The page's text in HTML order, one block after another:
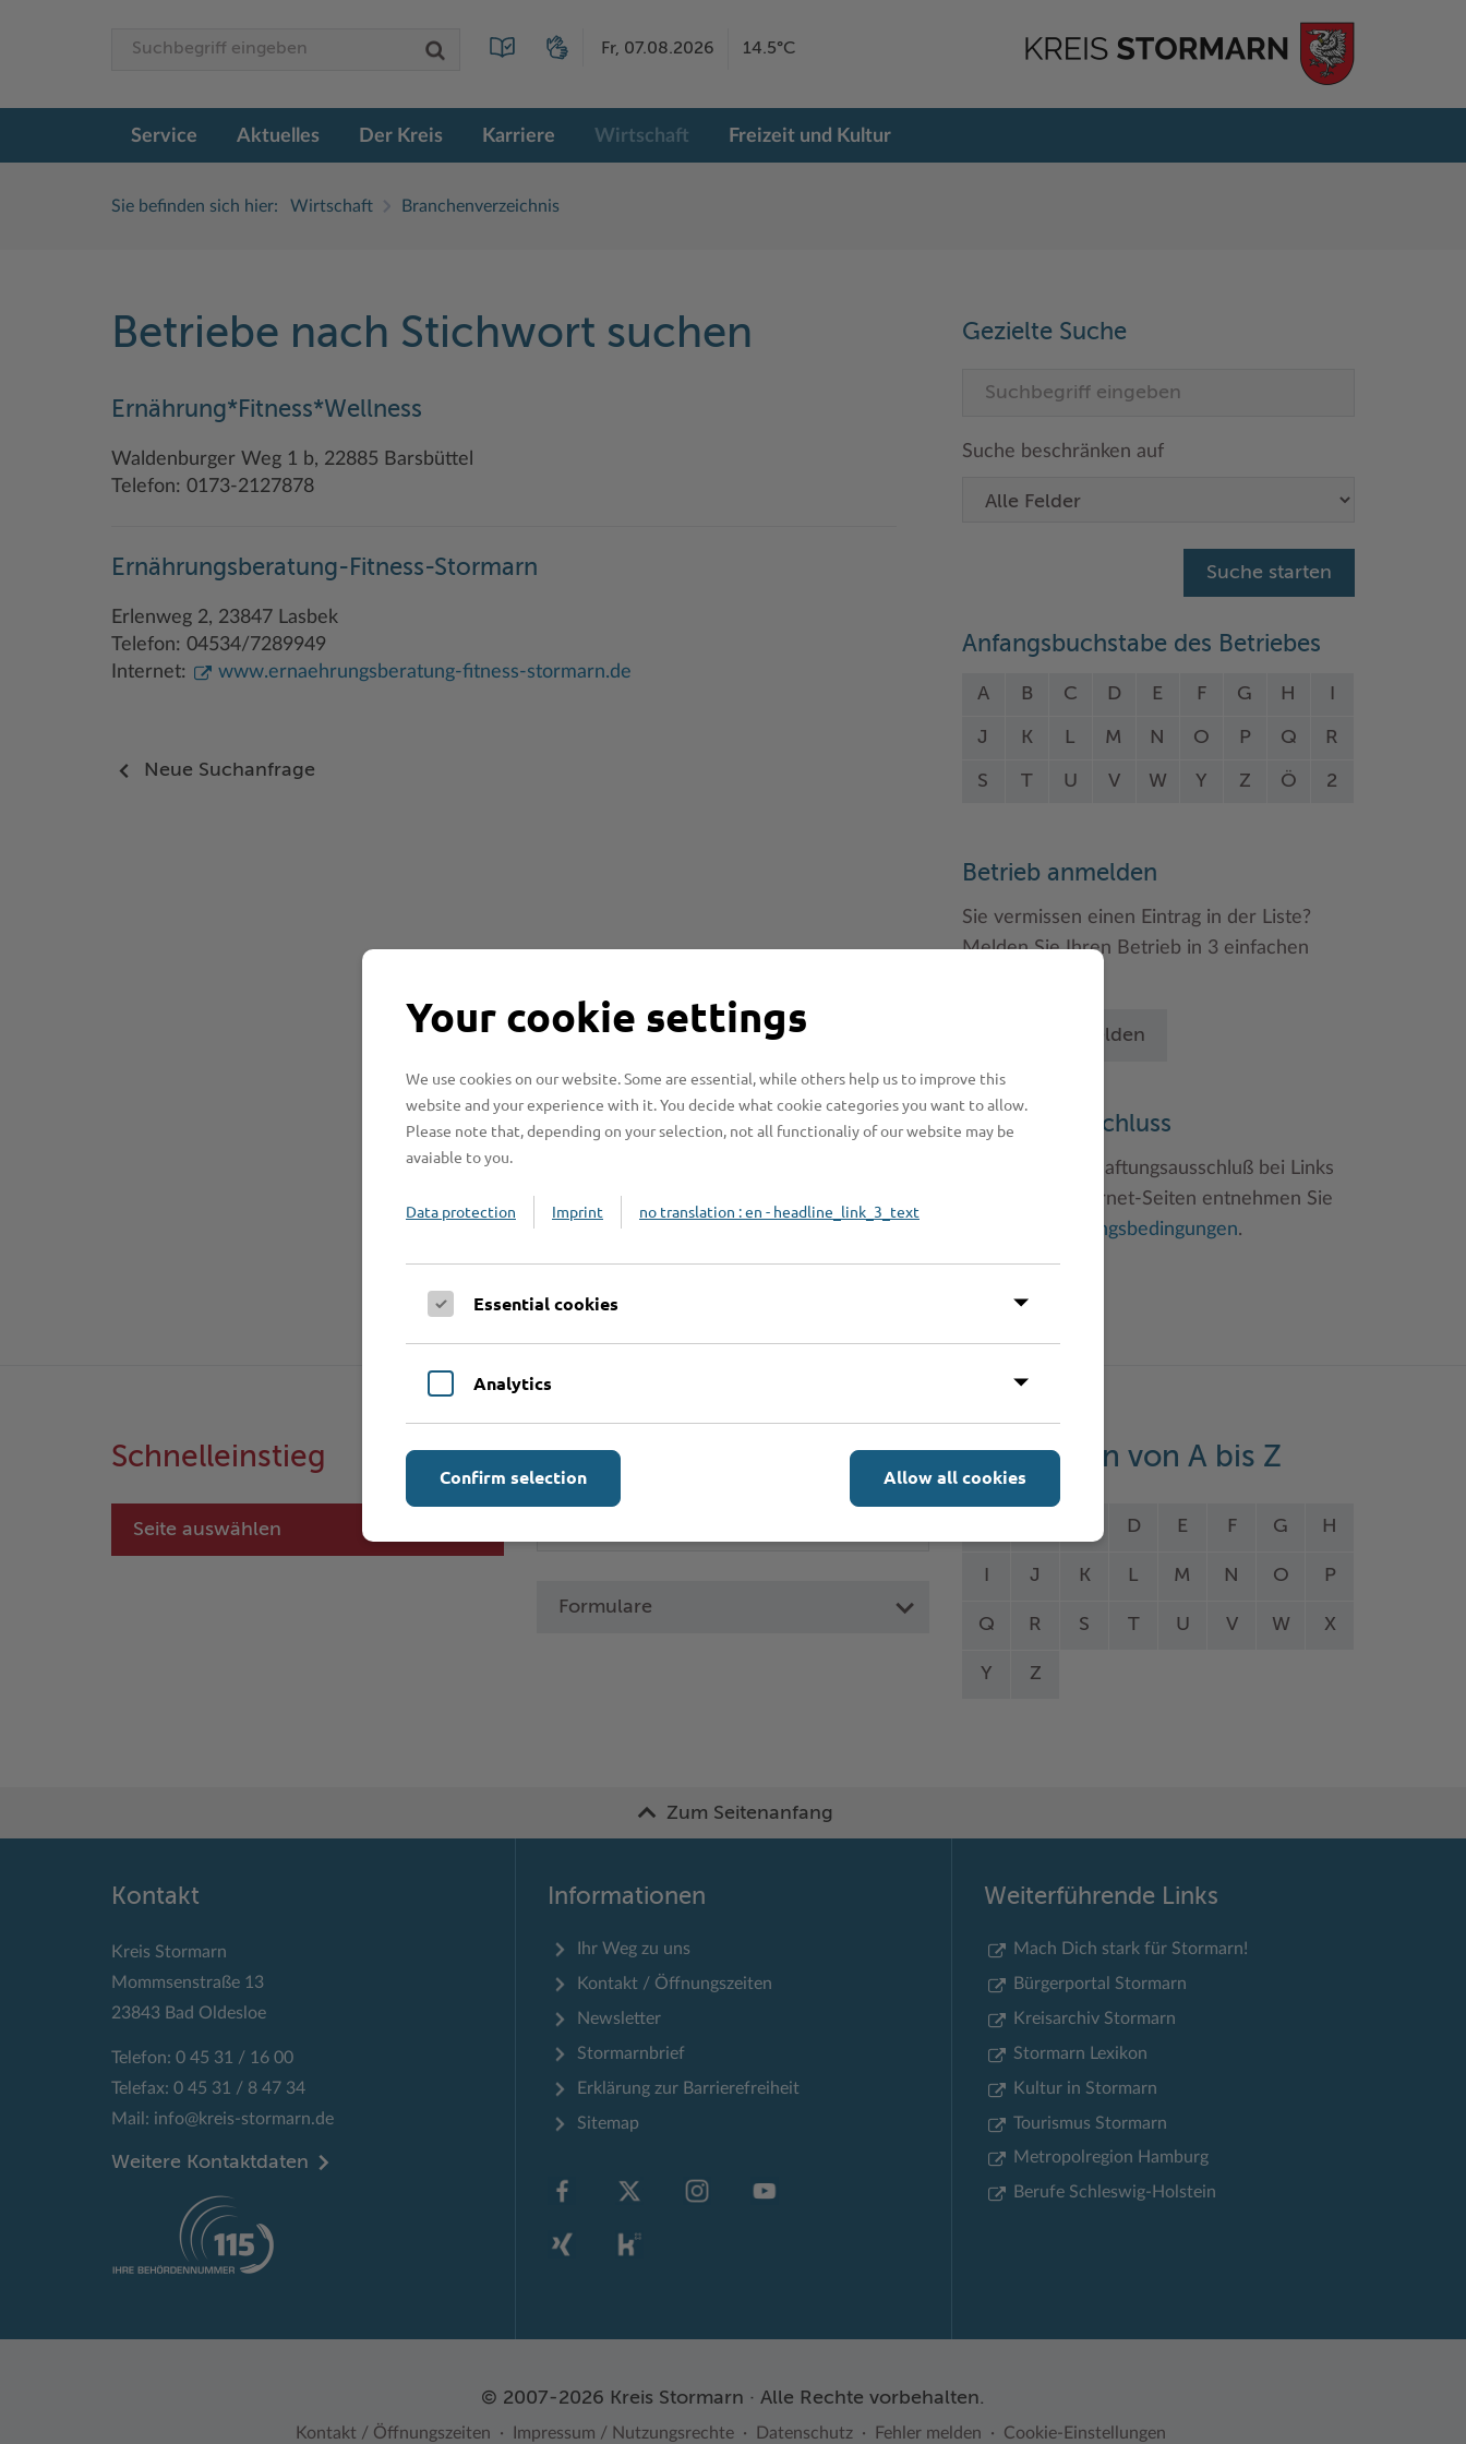
Fr, 07.08.2026 14.5°C
Service Aktuelles Der Kreis Karriere Wirtschaft Freizeit und Kultur
Sie befinden sich hier: Wirtschaft Branchenverzeichnis
Betriebe nach Stichwort suchen
Ernährung*Fitness*Wellness
Waldenburger Weg 1 b, 22885 Barsbüttel
Telefon: 0173-2127878
Ernährungsberatung-Fitness-Stormarn
Erlenweg 2, 23847 Lasbek
Telefon: 04534/7289949
Internet:
www.ernaehrungsberatung-fitness-stormarn.de
Neue Suchanfrage
Gezielte Suche
Suche beschränken auf
Anfangsbuchstabe des Betriebes
A B C D E F G H
J K L M N O P Q R
S T U V W Y Z Ö 2
Betrieb anmelden
Sie vermissen einen Eintrag in der Liste?
Melden Sie Ihren Betrieb in 3 einfachen
Betrieb anmelden
Haftungsauschluss
Hinweise zum Haftungsausschluß bei Links
zu anderen Internet-Seiten entnehmen Sie
Nutzungsbedingungen.
Schnelleinstieg
Seite auswählen
Online-Services
Formulare
Leistungen von A bis Z
D E F G H
J K L M N O P
Q R S T U V W X
Y Z
Zum Seitenanfang
Kontakt
Kreis Stormarn
Mommsenstraße 13
23843 Bad Oldesloe
Telefon: 0 45 31 / 16 00
Telefax: 0 45 31 / 8 47 34
Mail: info@kreis-stormarn.de
Weitere Kontaktdaten
Informationen
Ihr Weg zu uns
Kontakt / Öffnungszeiten
Newsletter
Stormarnbrief
Erklärung zur Barrierefreiheit
Sitemap
Weiterführende Links
Mach Dich stark für Stormarn!
Bürgerportal Stormarn
Kreisarchiv Stormarn
Stormarn Lexikon
Kultur in Stormarn
Tourismus Stormarn
Metropolregion Hamburg
Berufe Schleswig-Holstein
© 2007-2026 Kreis Stormarn · Alle Rechte vorbehalten.
Kontakt / Öffnungszeiten Impressum / Nutzungsrechte Datenschutz Fehler melden Cookie-Einstellungen
Your cookie settings
We use cookies on our website. Some are essential, while others help us to improve this
website and your experience with it. You decide what cookie categories you want to allow.
Please note that, depending on your selection, not all functionaliy of our website may be
avaiable to you.
Data protection Imprint no translation : en - headline_link_3_text
Essential cookies
Analytics
Allow all cookies
Confirm selection